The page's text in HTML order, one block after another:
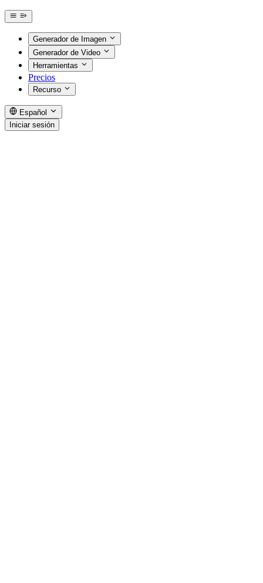
Generador de Imagen
Generador de Video
Herramientas
Precios
Recurso
Español
Iniciar sesión